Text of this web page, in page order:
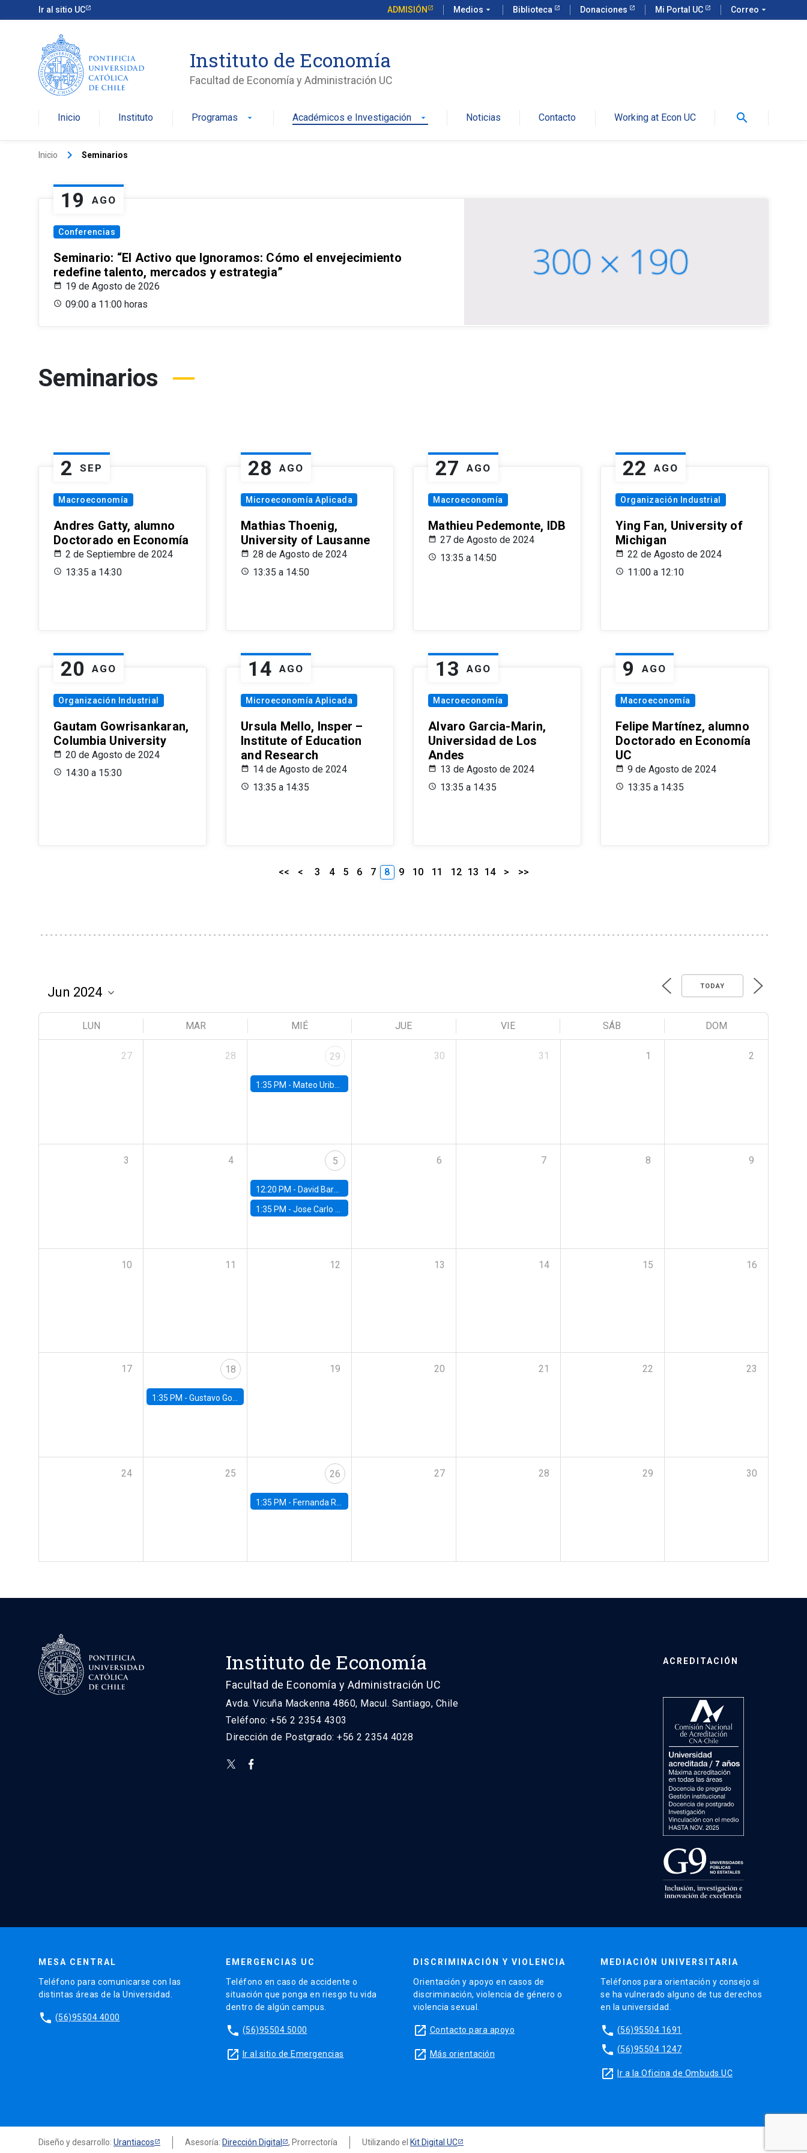
Ir al sitio UC ADMISIÓN Medios arrow_drop_down Biblioteca Donaciones Mi Portal UC Correo arrow_drop_down
Instituto de Economía
Facultad de Economía y Administración UC
Inicio Instituto Programas arrow_drop_down Académicos e Investigación arrow_drop_down Noticias Contacto Working at Econ UC search
Inicio keyboard_arrow_right Seminarios
19 AGO
Conferencias
Seminario: “El Activo que Ignoramos: Cómo el envejecimiento
redefine talento, mercados y estrategia”
19 de Agosto de 2026
09:00 a 11:00 horas
Seminarios
2 SEP
Macroeconomía
Andres Gatty, alumno
Doctorado en Economía
2 de Septiembre de 2024
13:35 a 14:30
28 AGO
Microeconomía Aplicada
Mathias Thoenig,
University of Lausanne
28 de Agosto de 2024
13:35 a 14:50
27 AGO
Macroeconomía
Mathieu Pedemonte, IDB
27 de Agosto de 2024
13:35 a 14:50
22 AGO
Organización Industrial
Ying Fan, University of
Michigan
22 de Agosto de 2024
11:00 a 12:10
20 AGO
Organización Industrial
Gautam Gowrisankaran,
Columbia University
20 de Agosto de 2024
14:30 a 15:30
14 AGO
Microeconomía Aplicada
Ursula Mello, Insper –
Institute of Education
and Research
14 de Agosto de 2024
13:35 a 14:35
13 AGO
Macroeconomía
Alvaro Garcia-Marin,
Universidad de Los
Andes
13 de Agosto de 2024
13:35 a 14:35
9 AGO
Macroeconomía
Felipe Martínez, alumno
Doctorado en Economía
UC
9 de Agosto de 2024
13:35 a 14:35
<< < 3 4 5 6 7 8 9 10 11 12 13 14 > >>
TODAY
LUN MAR MIÉ JUE VIE SÁB DOM
27 28 29
1:35 PM - Mateo Uribe-Castro, Universidad de los Andes (Colombia)
30 31 1 2
3 4 5
12:20 PM - David Bardey, Universidad de los Andes - CEDE
1:35 PM -Jose Carlo Bermudez, UC (ME) & World Bank
6 7 8 9
10 11 12 13 14 15 16
17 18
1:35 PM - Gustavo González, Banco Central de Chile
19 20 21 22 23
24 25 26
1:35 PM - Fernanda Rojas Ampuero, University of Wisconsin-Madison
27 28 29 30
Instituto de Economía
Facultad de Economía y Administración UC
Avda. Vicuña Mackenna 4860, Macul. Santiago, Chile
Teléfono: +56 2 2354 4303
Dirección de Postgrado: +56 2 2354 4028
ACREDITACIÓN
MESA CENTRAL
Teléfono para comunicarse con las
distintas áreas de la Universidad.
phone (56)95504 4000
EMERGENCIAS UC
Teléfono en caso de accidente o
situación que ponga en riesgo tu vida
dentro de algún campus.
phone (56)95504 5000
launch Ir al sitio de Emergencias
DISCRIMINACIÓN Y VIOLENCIA
Orientación y apoyo en casos de
discriminación, violencia de género o
violencia sexual.
launch Contacto para apoyo
launch Más orientación
MEDIACIÓN UNIVERSITARIA
Teléfonos para orientación y consejo si
se ha vulnerado alguno de tus derechos
en la universidad.
phone (56)95504 1691
phone (56)95504 1247
launch Ir a la Oficina de Ombuds UC
Diseño y desarrollo: Urantiacos Asesoría: Dirección Digital , Prorrectoría Utilizando el Kit Digital UC